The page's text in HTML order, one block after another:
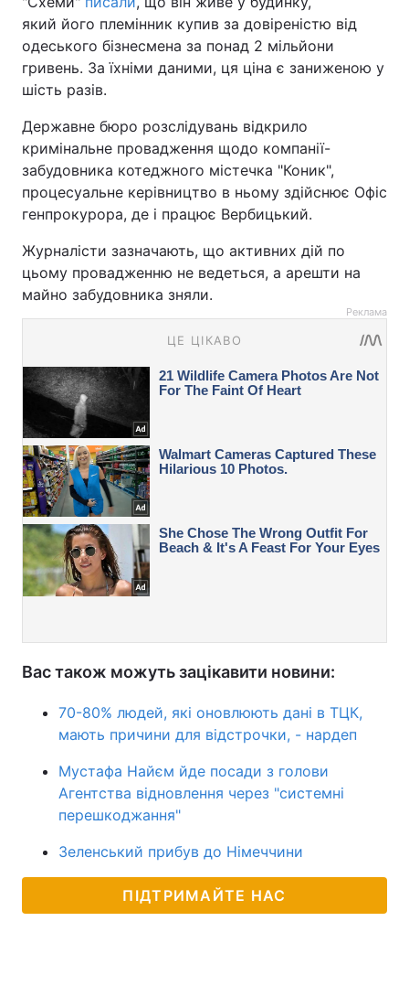
який його племінник купив за довіреністю від
одеського бізнесмена за понад 2 мільйони
гривень. За їхніми даними, ця ціна є заниженою у
шість разів.
Державне бюро розслідувань відкрило
кримінальне провадження щодо компанії-
забудовника котеджного містечка "Коник",
процесуальне керівництво в ньому здійснює Офіс
генпрокурора, де і працює Вербицький.
Журналісти зазначають, що активних дій по
цьому провадженню не ведеться, а арешти на
майно забудовника зняли.
Реклама
Вас також можуть зацікавити новини:
70-80% людей, які оновлюють дані в ТЦК,
мають причини для відстрочки, - нардеп
Мустафа Найєм йде посади з голови
Агентства відновлення через "системні
перешкоджання"
Зеленський прибув до Німеччини
ПІДТРИМАЙТЕ НАС